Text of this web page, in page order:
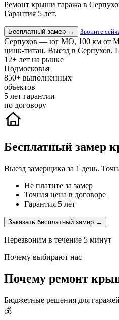
Ремонт крыши гаража в
Гарантия 5 лет.
Бесплатный замер → Звоните
Серпухов — юг МО, 100 км от
цинк-титан. Выезд в Серпухов,
12+ лет на рынке
Подмосковья
850+ выполненных
объектов
5 лет гарантии
по договору
Бесплатный замер
Выезд замерщика за 1 день.
Не платите за замер
Точная цена в договоре
Гарантия 5 лет
Заказать бесплатный замер →
Перезвоним в течение 5 минут
Почему выбирают нас
Почему ремонт
Бюджетные решения для
💰